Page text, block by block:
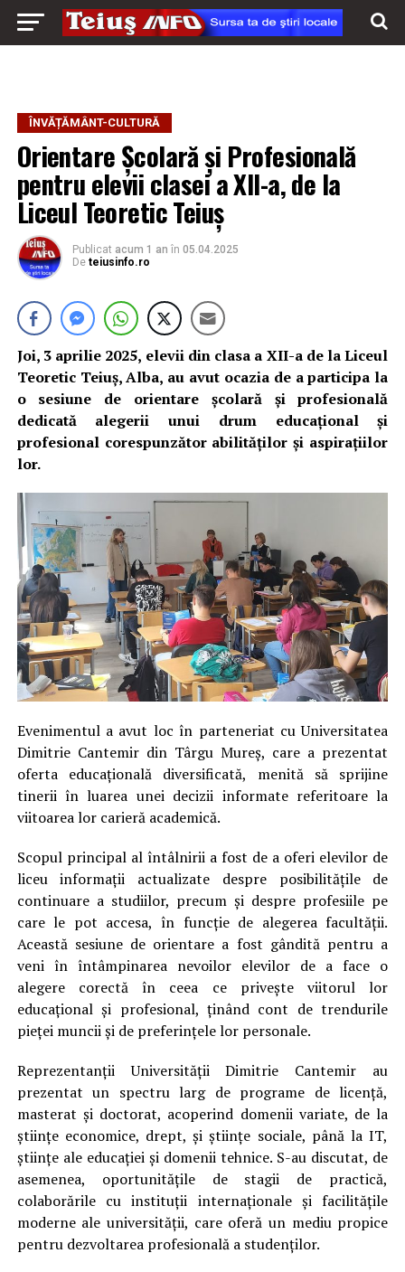
ÎNVĂȚĂMÂNT-CULTURĂ
Orientare Școlară și Profesională
pentru elevii clasei a XII-a, de la
Liceul Teoretic Teiuș
Publicat acum 1 an în 05.04.2025
De teiusinfo.ro
Joi, 3 aprilie 2025, elevii din clasa a XII-a de la Liceul
Teoretic Teiuș, Alba, au avut ocazia de a participa la
o sesiune de orientare școlară și profesională
dedicată alegerii unui drum educațional și
profesional corespunzător abilităților și aspirațiilor
lor.
Evenimentul a avut loc în parteneriat cu Universitatea
Dimitrie Cantemir din Târgu Mureș, care a prezentat
oferta educațională diversificată, menită să sprijine
tinerii în luarea unei decizii informate referitoare la
viitoarea lor carieră academică.
Scopul principal al întâlnirii a fost de a oferi elevilor de
liceu informații actualizate despre posibilitățile de
continuare a studiilor, precum și despre profesiile pe
care le pot accesa, în funcție de alegerea facultății.
Această sesiune de orientare a fost gândită pentru a
veni în întâmpinarea nevoilor elevilor de a face o
alegere corectă în ceea ce privește viitorul lor
educațional și profesional, ținând cont de trendurile
pieței muncii și de preferințele lor personale.
Reprezentanții Universității Dimitrie Cantemir au
prezentat un spectru larg de programe de licență,
masterat și doctorat, acoperind domenii variate, de la
științe economice, drept, și științe sociale, până la IT,
științe ale educației și domenii tehnice. S-au discutat, de
asemenea, oportunitățile de stagii de practică,
colaborările cu instituții internaționale și facilitățile
moderne ale universității, care oferă un mediu propice
pentru dezvoltarea profesională a studenților.